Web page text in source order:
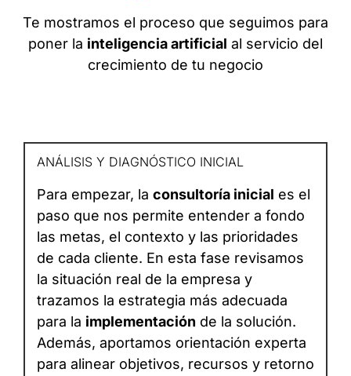
Te mostramos el proceso que seguimos para
poner la inteligencia artificial al servicio del
crecimiento de tu negocio
ANÁLISIS Y DIAGNÓSTICO INICIAL
Para empezar, la consultoría inicial es el
paso que nos permite entender a fondo
las metas, el contexto y las prioridades
de cada cliente. En esta fase revisamos
la situación real de la empresa y
trazamos la estrategia más adecuada
para la implementación de la solución.
Además, aportamos orientación experta
para alinear objetivos, recursos y retorno